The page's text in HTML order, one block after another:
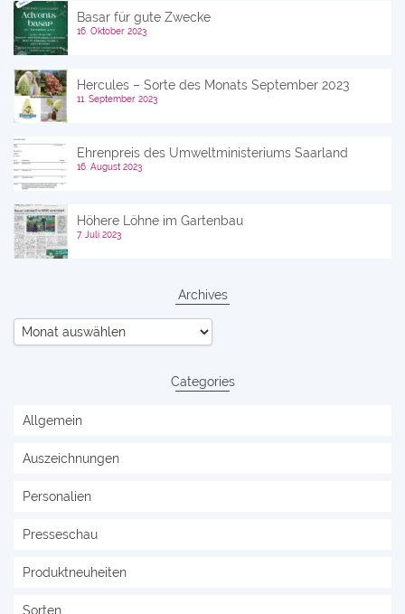
Basar für gute Zwecke
16. Oktober 2023
Hercules – Sorte des Monats September 2023
11. September 2023
Ehrenpreis des Umweltministeriums Saarland
16. August 2023
Höhere Löhne im Gartenbau
7. Juli 2023
Archives
Archives
Categories
Allgemein
Auszeichnungen
Personalien
Presseschau
Produktneuheiten
Sorten